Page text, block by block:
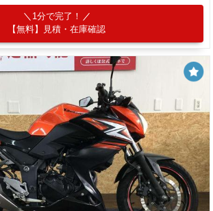
1分で完了！
【無料】見積・在庫確認